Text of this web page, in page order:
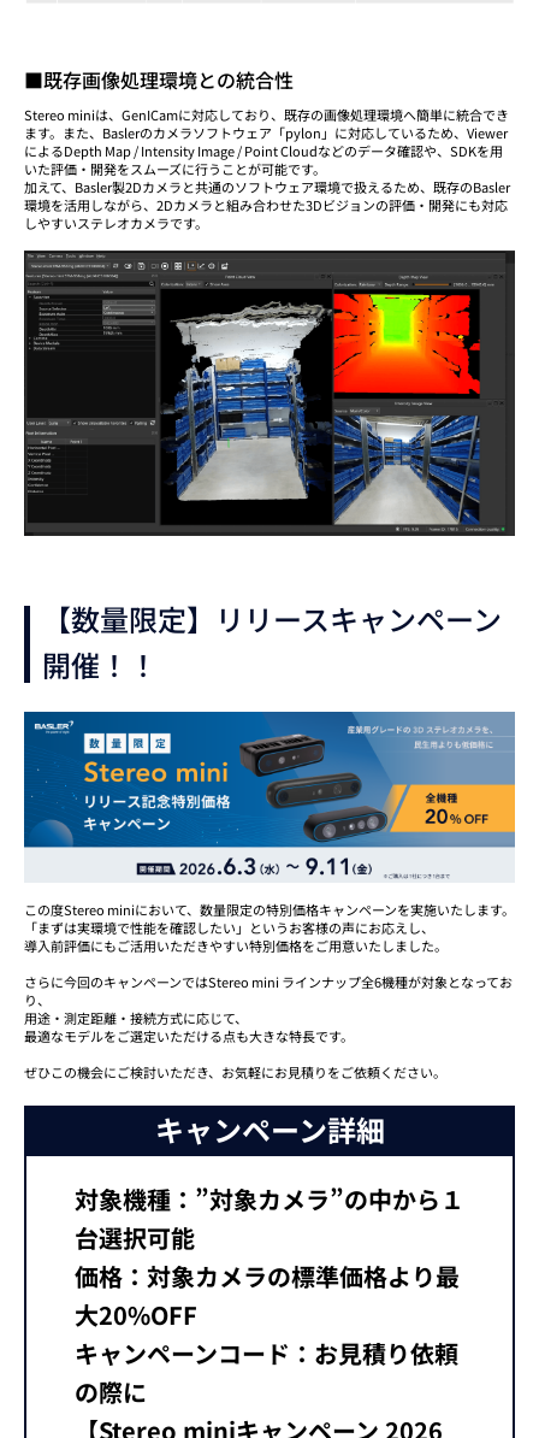
■既存画像処理環境との統合性
Stereo miniは、GenICamに対応しており、既存の画像処理環境へ簡単に統合でき
ます。また、Baslerのカメラソフトウェア「pylon」に対応しているため、Viewer
によるDepth Map / Intensity Image / Point Cloudなどのデータ確認や、SDKを用
いた評価・開発をスムーズに行うことが可能です。
加えて、Basler製2Dカメラと共通のソフトウェア環境で扱えるため、既存のBasler
環境を活用しながら、2Dカメラと組み合わせた3Dビジョンの評価・開発にも対応
しやすいステレオカメラです。
【数量限定】リリースキャンペーン
開催！！
この度Stereo miniにおいて、数量限定の特別価格キャンペーンを実施いたします。
「まずは実環境で性能を確認したい」というお客様の声にお応えし、
導入前評価にもご活用いただきやすい特別価格をご用意いたしました。
さらに今回のキャンペーンではStereo mini ラインナップ全6機種が対象となってお
り、
用途・測定距離・接続方式に応じて、
最適なモデルをご選定いただける点も大きな特長です。
ぜひこの機会にご検討いただき、お気軽にお見積りをご依頼ください。
キャンペーン詳細
対象機種：”対象カメラ”の中から１
台選択可能
価格：対象カメラの標準価格より最
大20%OFF
キャンペーンコード：お見積り依頼
の際に
【Stereo miniキャンペーン 2026_